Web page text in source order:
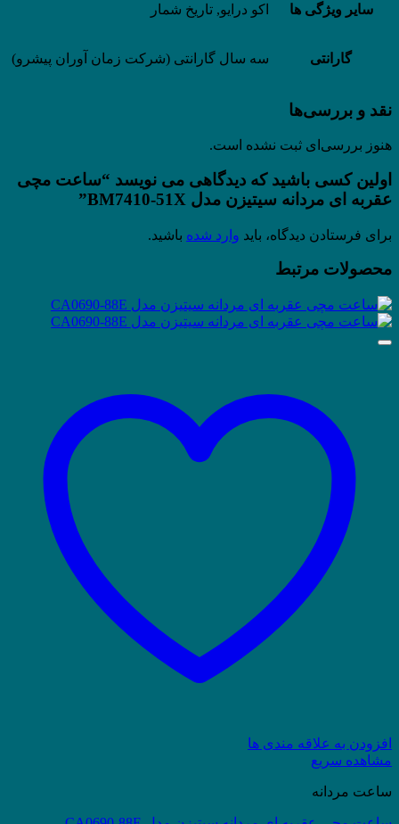
سایر ویژگی ها اکو درایو, تاریخ شمار
گارانتی سه سال گارانتی (شرکت زمان آوران پیشرو)
نقد و بررسی‌ها
هنوز بررسی‌ای ثبت نشده است.
اولین کسی باشید که دیدگاهی می نویسد “ساعت مچی
عقربه ای مردانه سیتیزن مدل BM7410-51X”
برای فرستادن دیدگاه، باید وارد شده باشید.
محصولات مرتبط
افزودن به علاقه مندی ها
مشاهده سریع
ساعت مردانه